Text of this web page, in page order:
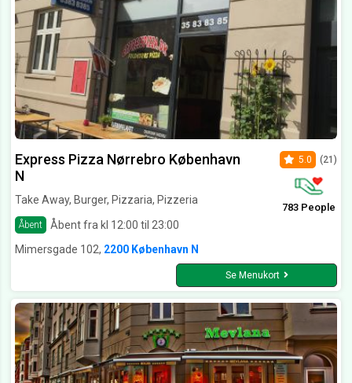
Express Pizza Nørrebro København
N
Take Away, Burger, Pizzaria, Pizzeria
Åbent Åbent fra kl 12:00 til 23:00
5.0 (21)
783 People
Mimersgade 102, 2200 København N
Se Menukort